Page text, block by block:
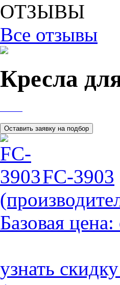
ОТЗЫВЫ
Все отзывы
Кресла
FC-3903
Базовая цена:
узнать